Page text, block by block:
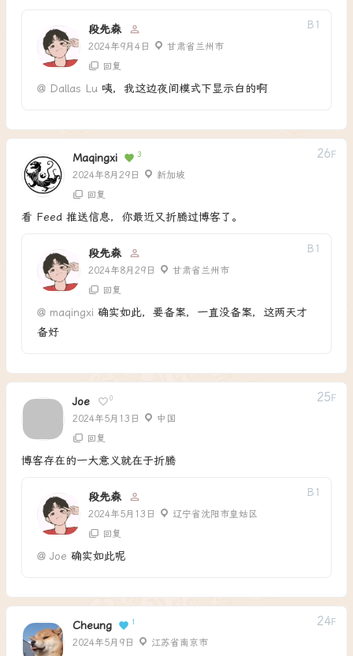
段先森
2024年9月4日 甘肃省兰州市
B 1
回复
@ Dallas Lu 咦，我这边夜间模式下显示白的啊
Maqingxi 3
2024年8月29日 新加坡
26 F
回复
看 Feed 推送信息，你最近又折腾过博客了。
段先森
2024年8月29日 甘肃省兰州市
B 1
回复
@ maqingxi 确实如此，要备案，一直没备案，这两天才
备好
Joe 0
2024年5月13日 中国
25 F
回复
博客存在的一大意义就在于折腾
段先森
2024年5月13日 辽宁省沈阳市皇姑区
B 1
回复
@ Joe 确实如此呢
Cheung 1
2024年5月9日 江苏省南京市
24F